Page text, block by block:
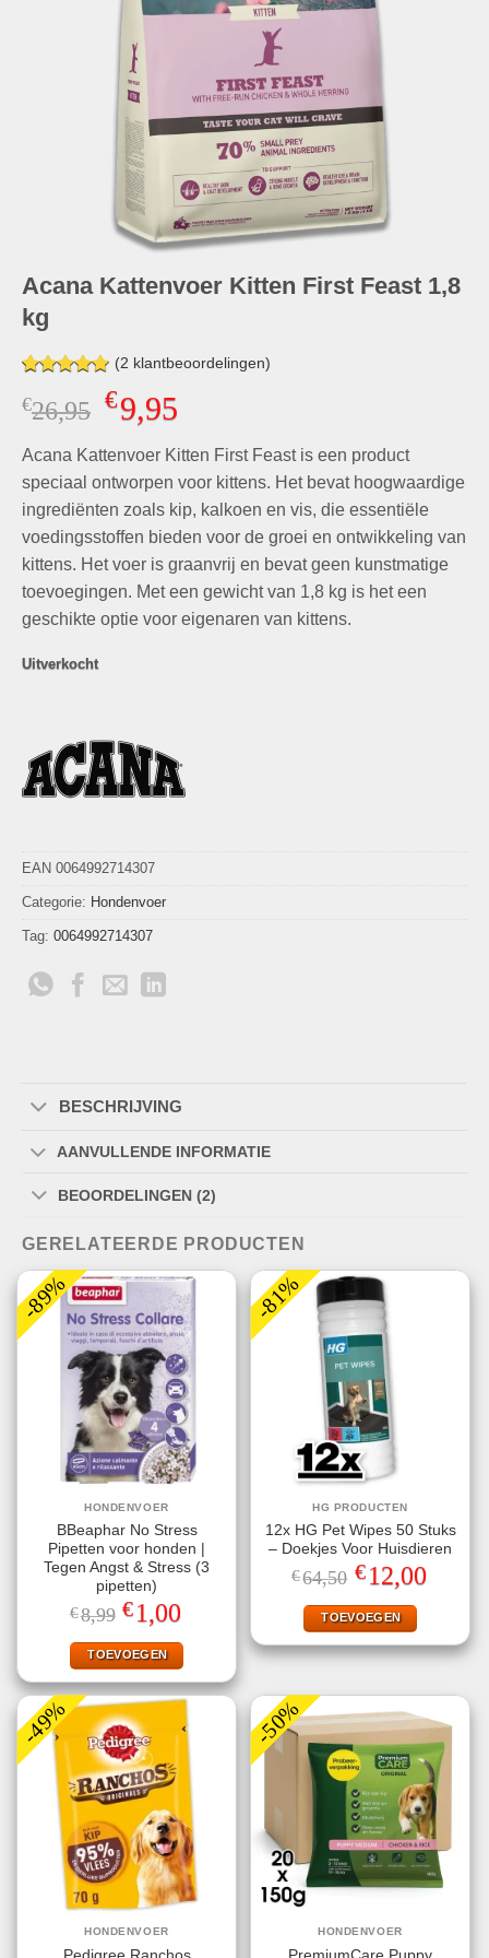
Acana Kattenvoer Kitten First Feast 1,8
kg
Gewaardeerd
5.00op 5
gebaseerd
waarderingen
(2 klantbeoordelingen)
€26,95 Oorspronkelijke
prijs
was:
€26,95.
€9,95Huidige
is:
€9,95.
Acana Kattenvoer Kitten First Feast is een product
speciaal ontworpen voor kittens. Het bevat hoogwaardige
ingrediënten zoals kip, kalkoen en vis, die essentiële
voedingsstoffen bieden voor de groei en ontwikkeling van
kittens. Het voer is graanvrij en bevat geen kunstmatige
toevoegingen. Met een gewicht van 1,8 kg is het een
geschikte optie voor eigenaren van kittens.
Uitverkocht
EAN 0064992714307
Categorie: Hondenvoer
Tag: 0064992714307
BESCHRIJVING
AANVULLENDE INFORMATIE
BEOORDELINGEN (2)
GERELATEERDE PRODUCTEN
-89%
HONDENVOER
BBeaphar No Stress
Pipetten voor honden |
Tegen Angst & Stress (3
pipetten)
€8,99 Oorspronkelijke
prijs
was:
€8,99.
€1,00
is:
€1,00.
TOEVOEGEN
-81%
HG PRODUCTEN
12x HG Pet Wipes 50 Stuks
– Doekjes Voor Huisdieren
€64,50 Oorspronkelijke
prijs
was:
€64,50.
€12,00Huidige
prijs
TOEVOEGEN
-49%
HONDENVOER
-50%
HONDENVOER